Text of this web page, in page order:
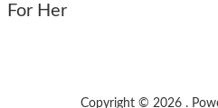
For Her
Copyright © 2026 .